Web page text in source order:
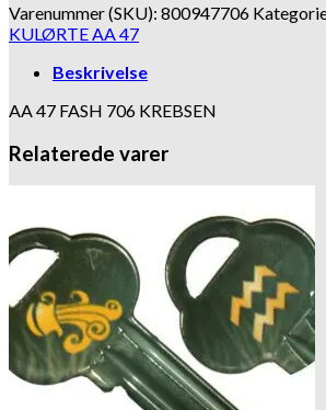
Varenummer (SKU): 800947706
KULØRTE AA 47
Beskrivelse
AA 47 FASH 706 KREBSEN
Relaterede varer